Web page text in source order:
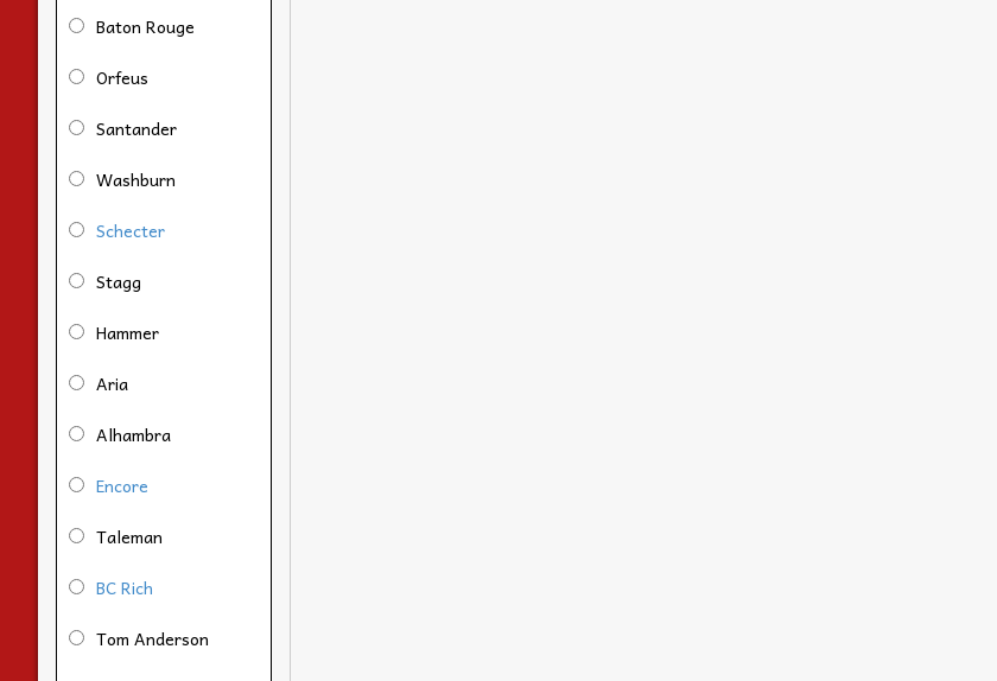
Baton Rouge
Orfeus
Santander
Washburn
Schecter
Stagg
Hammer
Aria
Alhambra
Encore
Taleman
BC Rich
Tom Anderson